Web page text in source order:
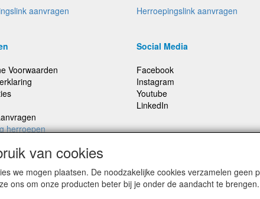
aanvragen Herroepingslink aanvragen
Voorwaarden
herroepen
Social Media
Facebook
Instagram
Youtube
LinkedIn
Prijzen inclusief 21% BTW, tenzij anders vermeldt
van cookies
we mogen plaatsen. De noodzakelijke cookies verzamelen
ons om onze producten beter bij je onder de aandacht te